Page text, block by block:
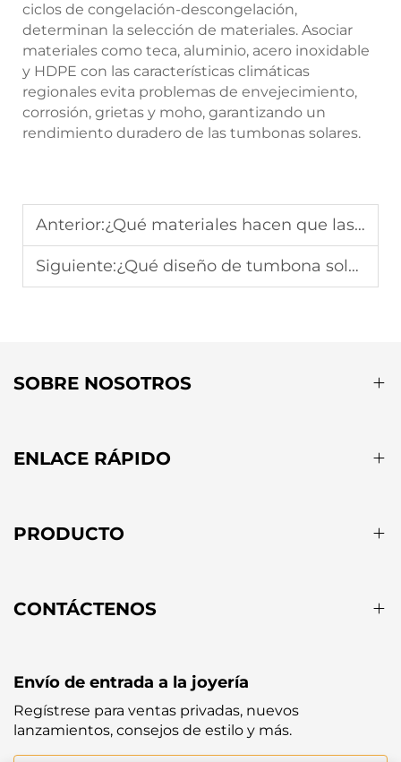
ciclos de congelación-descongelación,
determinan la selección de materiales. Asociar
materiales como teca, aluminio, acero inoxidable
y HDPE con las características climáticas
regionales evita problemas de envejecimiento,
corrosión, grietas y moho, garantizando un
rendimiento duradero de las tumbonas solares.
Anterior:¿Qué materiales hacen que las tumbonas sean resistentes a los rayos UV y a la lluvia?
Siguiente:¿Qué diseño de tumbona solar ofrece la mejor comodidad para relajarse junto a la piscina?
SOBRE NOSOTROS
ENLACE RÁPIDO
PRODUCTO
CONTÁCTENOS
Envío de entrada a la joyería
Regístrese para ventas privadas, nuevos
lanzamientos, consejos de estilo y más.